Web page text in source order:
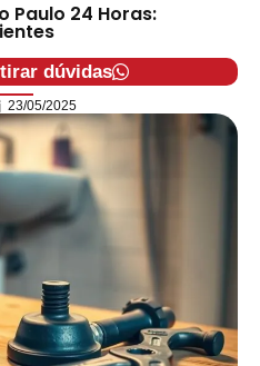
Paulo 24 Horas:
dúvidas
23/05/2025